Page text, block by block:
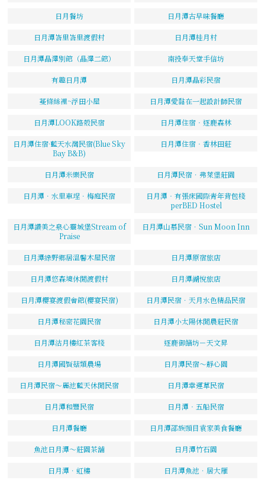
日月餐坊 日月潭古早味餐廳
日月潭峇里峇里渡假村 日月潭桂月村
日月潭晶澤別館（晶澤二館） 南投奉天堂手信坊
有趣日月潭 日月潭晶彩民宿
蔓條絲裡~浮田小屋 日月潭愛黏在一起設計師民宿
日月潭LOOK路殼民宿 日月潭住宿‧逐鹿森林
日月潭住宿·藍天水灣民宿(Blue Sky
Bay B&B)
日月潭住宿‧香林田莊
日月潭米樂民宿 日月潭民宿．弗萊堡莊園
日月潭．水里車埕．梅庭民宿
日月潭‧有張床國際青年背包棧
perBED Hostel
日月潭讚美之泉心靈城堡Stream of
Praise
日月潭山慕民宿．Sun Moon Inn
日月潭綠野鄉居溫馨木屋民宿 日月潭原宿旅店
日月潭悠森境休閒渡假村 日月潭湖悅旅店
日月潭櫻宴渡假會館(櫻宴民宿) 日月潭民宿．天月水色精品民宿
日月潭秘密花園民宿 日月潭小太陽休閒農莊民宿
日月潭沽月樓紅茶客棧 逐鹿御饍坊－天文昇
日月潭國賢菇類農場 日月潭民宿～靜心園
日月潭民宿～麗池藍天休閒民宿 日月潭幸運草民宿
日月潭和豐民宿 日月潭‧五船民宿
日月潭餐廳 日月潭邵族頭目袁家美食餐廳
魚池日月潭～莊園茶舖 日月潭竹石園
日月潭．虹樓 日月潭魚池．居大雁